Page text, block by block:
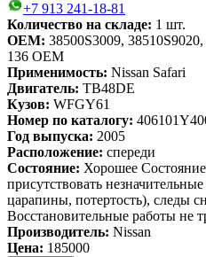
+7 913 241-18-81
Количество на складе: 1 шт.
OEM: 38500S3009,
136 OEM
Применимость: Nissan Safari
Двигатель: TB48DE
Кузов: WFGY61
Номер по каталогу:
Год выпуска: 2005
Расположение: спереди
Состояние: Хорошее
присутствовать
царапины, потертость), следы
Восстановительные работы не
Производитель: Nissan
Цена: 185000